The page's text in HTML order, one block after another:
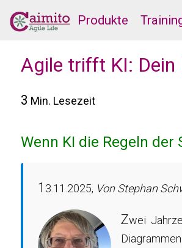
Produkte
Agile trifft KI: Dein
3 Min. Lesezeit
Wenn KI die Regeln
1 3.11.2025, Von Stephan
Zwei